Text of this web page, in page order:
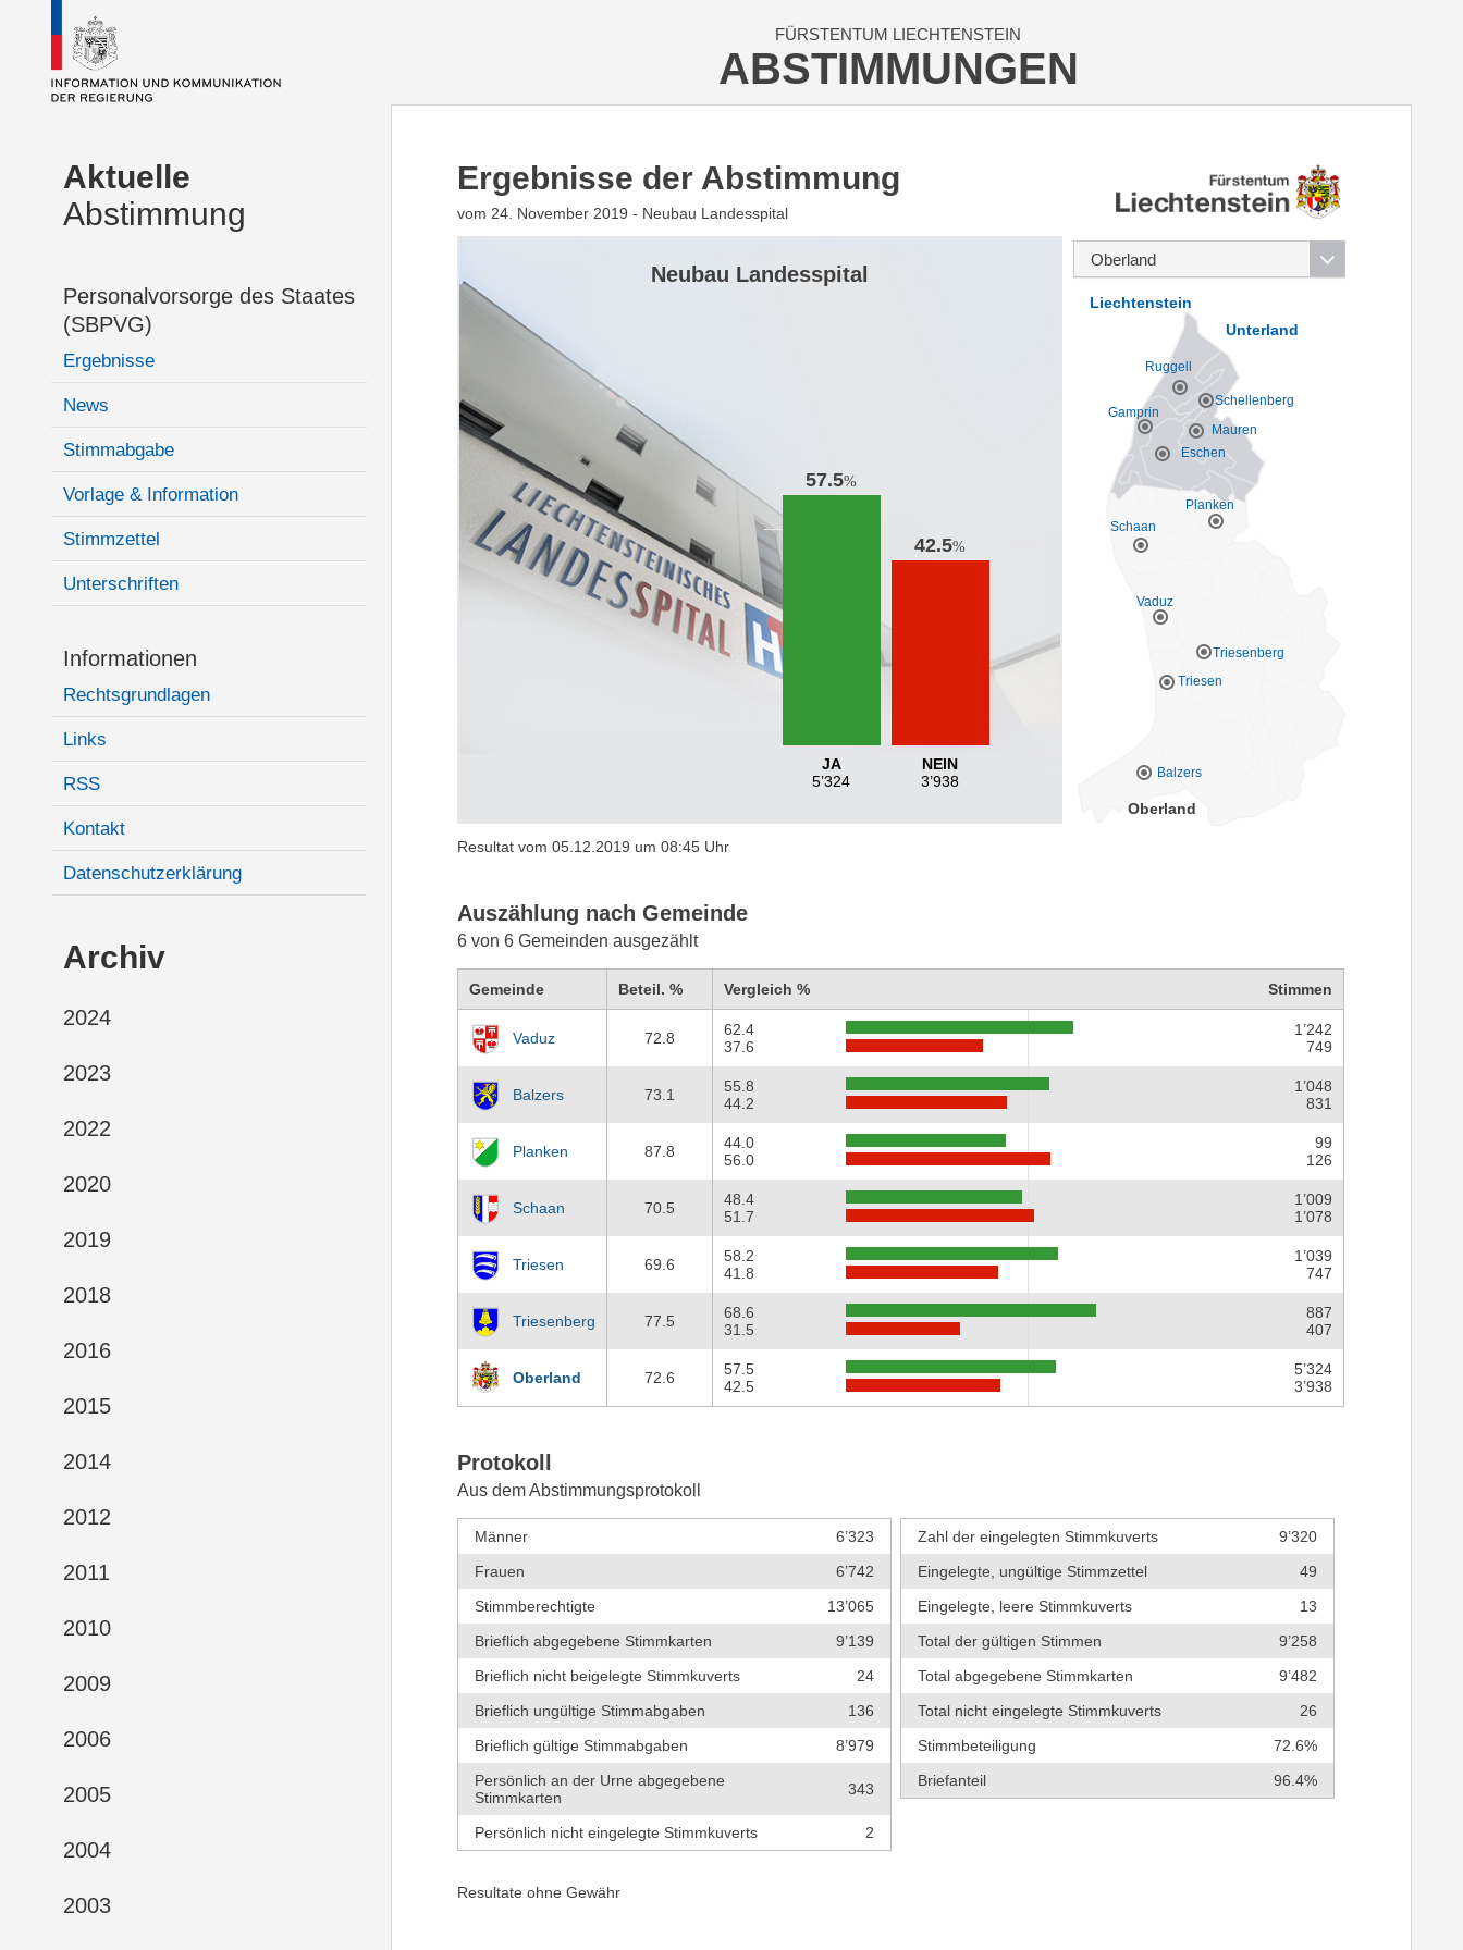
FÜRSTENTUM LIECHTENSTEIN
ABSTIMMUNGEN
Aktuelle
Abstimmung
Personalvorsorge des Staates
(SBPVG)
Ergebnisse
News
Stimmabgabe
Vorlage & Information
Stimmzettel
Unterschriften
Informationen
Rechtsgrundlagen
Links
RSS
Kontakt
Datenschutzerklärung
Archiv
2024
2023
2022
2020
2019
2018
2016
2015
2014
2012
2011
2010
2009
2006
2005
2004
2003
Vaduz
Balzers
Planken
Schaan
Triesen
Triesenberg
Eschen
Gamprin
Mauren
Ruggell
Schellenberg
Oberland
Unterland
Liechtenstein
Ergebnisse der Abstimmung
vom 24. November 2019 - Neubau Landesspital
Neubau Landesspital
57.5%
JA
5’324
42.5%
NEIN
3’938
Resultat vom 05.12.2019 um 08:45 Uhr
Auszählung nach Gemeinde
6 von 6 Gemeinden ausgezählt
Gemeinde Beteil. % Vergleich % Stimmen
Vaduz 72.8
62.4
37.6
1’242
749
Balzers 73.1
55.8
44.2
1’048
831
Planken 87.8
44.0
56.0
99
126
Schaan 70.5
48.4
51.7
1’009
1’078
Triesen 69.6
58.2
41.8
1’039
747
Triesenberg 77.5
68.6
31.5
887
407
Oberland 72.6
57.5
42.5
5’324
3’938
Protokoll
Aus dem Abstimmungsprotokoll
Männer
6’323
Frauen
6’742
Stimmberechtigte
13’065
Brieflich abgegebene Stimmkarten
9’139
Brieflich nicht beigelegte Stimmkuverts
24
Brieflich ungültige Stimmabgaben
136
Brieflich gültige Stimmabgaben
8’979
Persönlich an der Urne abgegebene
Stimmkarten
343
Persönlich nicht eingelegte Stimmkuverts 2
Zahl der eingelegten Stimmkuverts
9’320
Eingelegte, ungültige Stimmzettel
49
Eingelegte, leere Stimmkuverts
13
Total der gültigen Stimmen
9’258
Total abgegebene Stimmkarten
9’482
Total nicht eingelegte Stimmkuverts
26
Stimmbeteiligung
72.6%
Briefanteil
96.4%
Resultate ohne Gewähr